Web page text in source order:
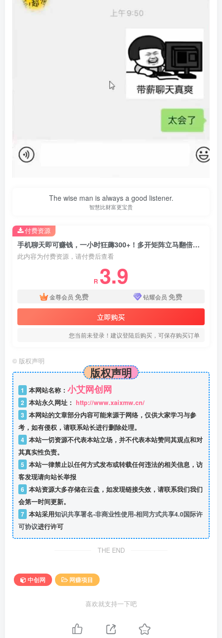
The wise man is always a good listener.
智慧比财富更宝贵
手机聊天即可赚钱，一小时狂薅300+！多开矩阵立马翻倍，提现秒到账！(…
此内容为付费资源，请付费后查看
R 3.9
金尊会员 免费 钻耀会员 免费
立即购买
您当前未登录！建议登陆后购买，可保存购买订单
付费资源
© 版权声明
版权声明
1 本网站名称： 小艾网创网
2 本站永久网址： http://www.xaixmw.cn/
3 本网站的文章部分内容可能来源于网络，仅供大家学习与参
考，如有侵权，请联系站长进行删除处理。
4 本站一切资源不代表本站立场，并不代表本站赞同其观点和对
其真实性负责。
5 本站一律禁止以任何方式发布或转载任何违法的相关信息，访
客发现请向站长举报
6 本站资源大多存储在云盘，如发现链接失效，请联系我们我们
会第一时间更新。
7 本站采用知识共享署名-非商业性使用-相同方式共享4.0国际许
可协议进行许可
THE END
中创网 网赚项目
喜欢就支持一下吧